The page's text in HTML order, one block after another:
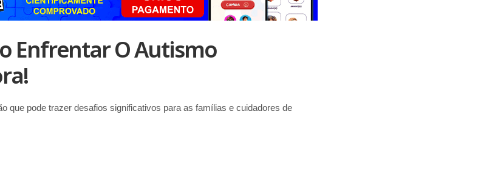
Enfrentar O Autismo
que pode trazer desafios significativos para as famílias e cuidadores de